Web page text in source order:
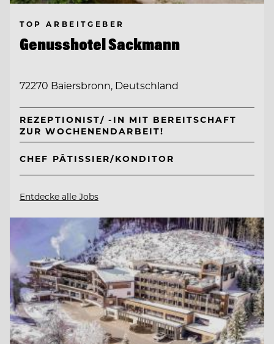
TOP ARBEITGEBER
Genusshotel Sackmann
72270 Baiersbronn, Deutschland
REZEPTIONIST/ -IN MIT BEREITSCHAFT
ZUR WOCHENENDARBEIT!
CHEF PÂTISSIER/KONDITOR
Entdecke alle Jobs